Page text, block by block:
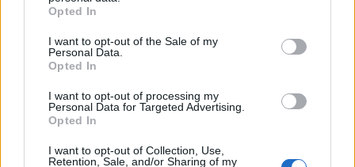
grant or deny consent to Google and its third-party tags to
use your data for below specified purposes in below Google
consent section.
Opted In
I want to opt-out of the Sale of my
Personal Data.
Opted In
I want to opt-out of processing my
Personal Data for Targeted Advertising.
Opted In
I want to opt-out of Collection, Use,
Retention, Sale, and/or Sharing of my
Szabados katasztrofálisnak tartja, hogy a világban
mindenhol nagyon népszerű improvizatív dzsessz
Magyarországon két okból marginális helyen van:
egyrészt a magyar kulturális életben nem igazán
kedvelik a dzsesszt, másrészt nem veszik jó néven, ha
valaki komolyzenével improvizál, pedig a zongorista
szerint ez az igazi élő zene.
Ezzel szemben Avignonban korosztálytól függetlenül
hihetetlen felszabadultságot, jóhiszeműséget,